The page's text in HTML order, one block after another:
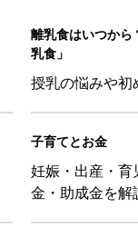
離乳食はいつから
乳食」
授乳の悩みや初
子育てとお金
妊娠・出産・育
金・助成金を解